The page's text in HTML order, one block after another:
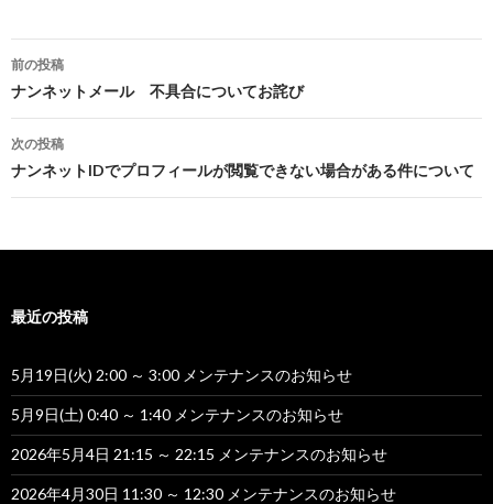
投
稿
ナ
ビ
ゲ
ー
ョ
ン
前の投稿
ナンネットメール 不具合についてお詫び
次の投稿
ナンネットIDでプロフィールが閲覧できない場合がある件について
最近の投稿
5月19日(火) 2:00 ～ 3:00 メンテナンスのお知らせ
5月9日(土) 0:40 ～ 1:40 メンテナンスのお知らせ
2026年5月4日 21:15 ～ 22:15 メンテナンスのお知らせ
2026年4月30日 11:30 ～ 12:30 メンテナンスのお知らせ